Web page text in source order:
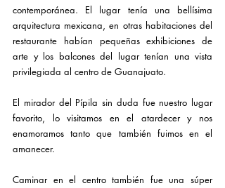
contemporánea. El lugar tenía una bellísima
arquitectura mexicana, en otras habitaciones del
restaurante habían pequeñas exhibiciones de
arte y los balcones del lugar tenían una vista
privilegiada al centro de Guanajuato.
El mirador del Pípila sin duda fue nuestro lugar
favorito, lo visitamos en el atardecer y nos
enamoramos tanto que también fuimos en el
amanecer.
Caminar en el centro también fue una súper